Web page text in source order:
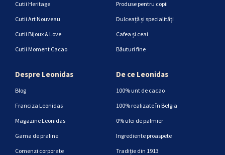
Cutii Heritage
Cutii Art Nouveau
Cutii Bijoux & Love
Cutii Moment Cacao
Produse pentru copii
Dulceață și specialități
Cafea și ceai
Băuturi fine
Despre Leonidas
Blog
Franciza Leonidas
Magazine Leonidas
Gama de praline
Comenzi corporate
De ce Leonidas
100% unt de cacao
100% realizate în Belgia
0% ulei de palmier
Ingrediente proaspete
Tradiție din 1913